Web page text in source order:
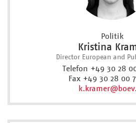
Politik
Kristina
Director European and
Telefon +49 30 28
Fax +49 30 28 00
k.kramer